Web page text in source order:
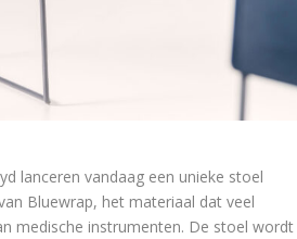
lanceren vandaag een unieke stoel
Bluewrap, het materiaal dat veel
medische instrumenten. De stoel wordt